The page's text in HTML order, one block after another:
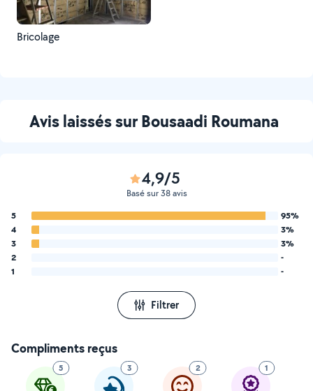
Bricolage
Avis laissés sur Bousaadi Roumana
4,9/5
Basé sur 38 avis
5
95%
4
3%
3
3%
2
-
1
-
Filtrer
Compliments reçus
5 3 2 1